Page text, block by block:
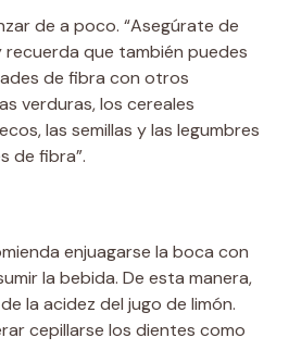
de a poco. “Asegúrate de
que también puedes
de fibra con otros
verduras, los cereales
las semillas y las legumbres
de fibra”.
enjuagarse la boca con
la bebida. De esta manera,
la acidez del jugo de limón.
cepillarse los dientes como